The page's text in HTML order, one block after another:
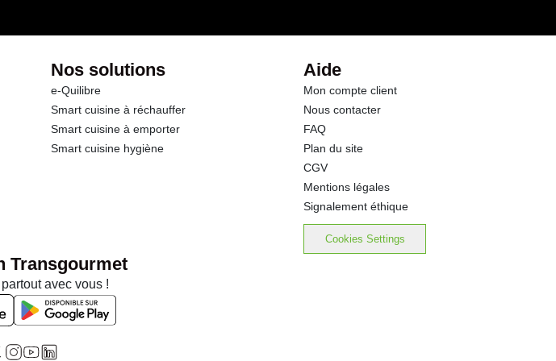
Nos solutions
e-Quilibre
Smart cuisine à réchauffer
Smart cuisine à emporter
Smart cuisine hygiène
Aide
Mon compte client
Nous contacter
FAQ
Plan du site
CGV
Mentions légales
Signalement éthique
Cookies Settings
Transgourmet
avec vous !